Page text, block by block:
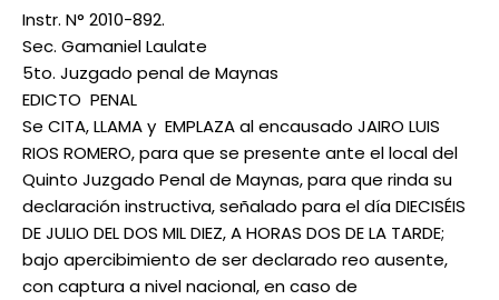
Instr. N° 2010-892.
Sec. Gamaniel Laulate
5to. Juzgado penal de Maynas
EDICTO PENAL
Se CITA, LLAMA y EMPLAZA al encausado JAIRO LUIS
RIOS ROMERO, para que se presente ante el local del
Quinto Juzgado Penal de Maynas, para que rinda su
declaración instructiva, señalado para el día DIECISÉIS
DE JULIO DEL DOS MIL DIEZ, A HORAS DOS DE LA TARDE;
bajo apercibimiento de ser declarado reo ausente,
con captura a nivel nacional, en caso de